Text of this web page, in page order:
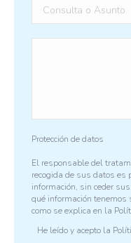
Protección de datos
El responsable del
recogida de sus datos es
información, sin ceder
qué información
como se explica en la
He leído y acepto la